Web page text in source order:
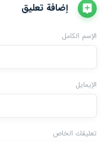
إضافة تعليق
الإسم الكامل
الإيمايل
تعليقك الخاص